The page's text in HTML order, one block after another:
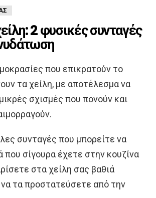
2 φυσικές συνταγές
που επικρατούν το
τα χείλη, με αποτέλεσμα να
σχισμές που πονούν και
συνταγές που μπορείτε να
που σίγουρα έχετε στην κουζίνα
στα χείλη σας βαθιά
τα προστατεύσετε από την